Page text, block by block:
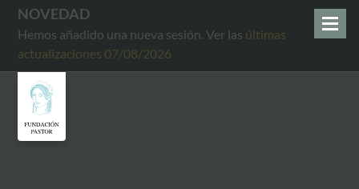
NOVEDAD
Hemos añadido una nueva sesión. Ver las últimas
actualizaciones 07/08/2026